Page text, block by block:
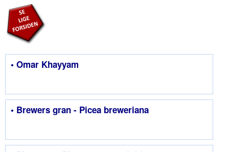
• Omar Khayyam
• Brewers gran - Picea breweriana